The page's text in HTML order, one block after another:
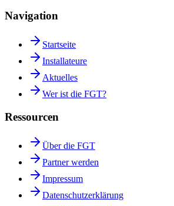
Navigation
Startseite
Installateure
Aktuelles
Wer ist die FGT?
Ressourcen
Über die FGT
Partner werden
Impressum
Datenschutzerklärung